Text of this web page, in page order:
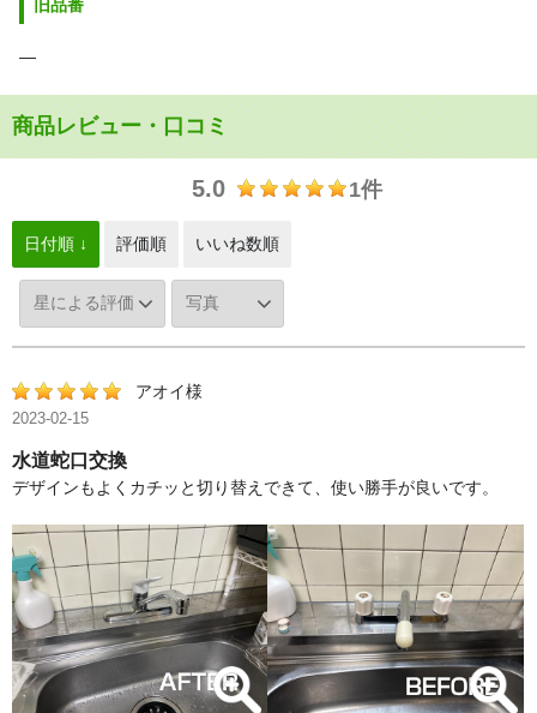
旧品番
―
商品レビュー・口コミ
5.0 1件
日付順 ↓ 評価順 いいね数順
アオイ様
2023-02-15
水道蛇口交換
デザインもよくカチッと切り替えできて、使い勝手が良いです。